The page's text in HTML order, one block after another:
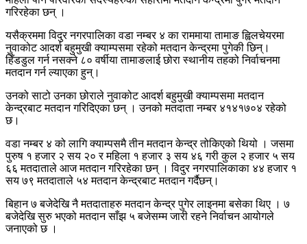
गरिरहेका छन् ।
यसैक्रममा विदुर नगरपालिका वडा नम्बर ४ का राममाया तामाङ ह्विलचेयरमा
नुवाकोट आदर्श बहुमुखी क्याम्पसमा रहेको मतदान केन्द्रमा पुगेकी छिन्।
हिँडडुल गर्न नसक्ने ८० वर्षीया तामाङलाई छोरा स्थानीय तहको निर्वाचनमा
मतदान गर्न ल्याएका हुन्।
उनको साटो उनका छोराले नुवाकोट आदर्श बहुमुखी क्याम्पसमा मतदान
केन्द्रबाट मतदान गरिदिएका छन् । उनको मतदाता नम्बर ४१४१७०४ रहेको
छ।
वडा नम्बर ४ को लागि क्याम्पसमै तीन मतदान केन्द्र तोकिएको थियो । जसमा
पुरुष १ हजार २ सय २० र महिला १ हजार ३ सय ४६ गरी कुल २ हजार ५ सय
६६ मतदाताले आज मतदान गरिरहेका छन् । विदुर नगरपालिकाका ४४ हजार १
सय ७९ मतदाताले ५४ मतदान केन्द्रबाट मतदान गर्दैछन्।
बिहान ७ बजेदेखि नै मतदाताहरु मतदान केन्द्र पुगेर लाइनमा बसेका थिए । ७
बजेदेखि सुरु भएको मतदान साँझ ५ बजेसम्म जारी रहने निर्वाचन आयोगले
जनाएको छ ।